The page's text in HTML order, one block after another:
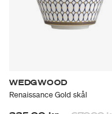
WEDGWOOD
Renaissance Gold skål